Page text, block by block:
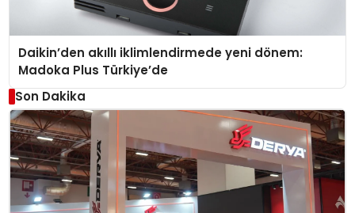
Daikin’den akıllı iklimlendirmede yeni dönem:
Madoka Plus Türkiye’de
Son Dakika